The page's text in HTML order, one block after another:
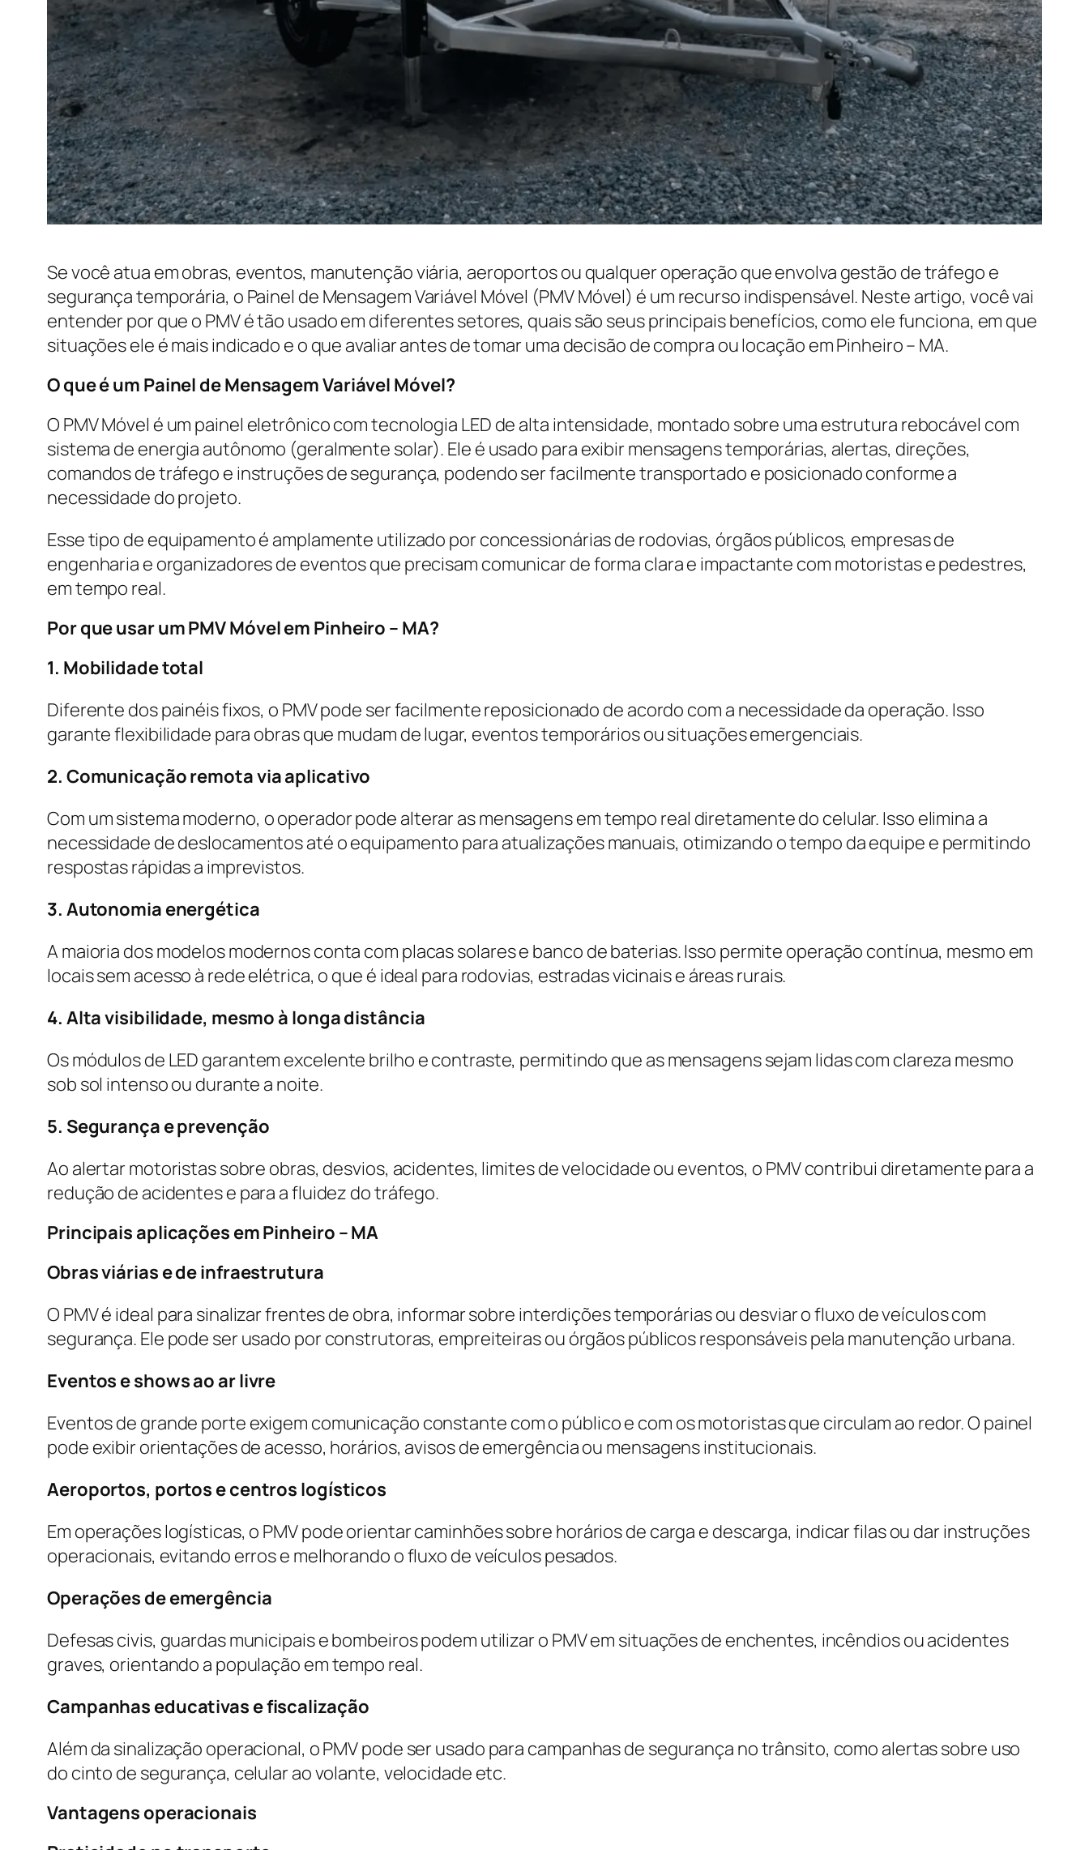
Se você atua em obras, eventos, manutenção viária, aeroportos ou qualquer operação que envolva gestão de tráfego e
segurança temporária, o Painel de Mensagem Variável Móvel (PMV Móvel) é um recurso indispensável. Neste artigo, você vai
entender por que o PMV é tão usado em diferentes setores, quais são seus principais benefícios, como ele funciona, em que
situações ele é mais indicado e o que avaliar antes de tomar uma decisão de compra ou locação em Pinheiro – MA.
O que é um Painel de Mensagem Variável Móvel?
O PMV Móvel é um painel eletrônico com tecnologia LED de alta intensidade, montado sobre uma estrutura rebocável com
sistema de energia autônomo (geralmente solar). Ele é usado para exibir mensagens temporárias, alertas, direções,
comandos de tráfego e instruções de segurança, podendo ser facilmente transportado e posicionado conforme a
necessidade do projeto.
Esse tipo de equipamento é amplamente utilizado por concessionárias de rodovias, órgãos públicos, empresas de
engenharia e organizadores de eventos que precisam comunicar de forma clara e impactante com motoristas e pedestres,
em tempo real.
Por que usar um PMV Móvel em Pinheiro – MA?
1. Mobilidade total
Diferente dos painéis fixos, o PMV pode ser facilmente reposicionado de acordo com a necessidade da operação. Isso
garante flexibilidade para obras que mudam de lugar, eventos temporários ou situações emergenciais.
2. Comunicação remota via aplicativo
Com um sistema moderno, o operador pode alterar as mensagens em tempo real diretamente do celular. Isso elimina a
necessidade de deslocamentos até o equipamento para atualizações manuais, otimizando o tempo da equipe e permitindo
respostas rápidas a imprevistos.
3. Autonomia energética
A maioria dos modelos modernos conta com placas solares e banco de baterias. Isso permite operação contínua, mesmo em
locais sem acesso à rede elétrica, o que é ideal para rodovias, estradas vicinais e áreas rurais.
4. Alta visibilidade, mesmo à longa distância
Os módulos de LED garantem excelente brilho e contraste, permitindo que as mensagens sejam lidas com clareza mesmo
sob sol intenso ou durante a noite.
5. Segurança e prevenção
Ao alertar motoristas sobre obras, desvios, acidentes, limites de velocidade ou eventos, o PMV contribui diretamente para a
redução de acidentes e para a fluidez do tráfego.
Principais aplicações em Pinheiro – MA
Obras viárias e de infraestrutura
O PMV é ideal para sinalizar frentes de obra, informar sobre interdições temporárias ou desviar o fluxo de veículos com
segurança. Ele pode ser usado por construtoras, empreiteiras ou órgãos públicos responsáveis pela manutenção urbana.
Eventos e shows ao ar livre
Eventos de grande porte exigem comunicação constante com o público e com os motoristas que circulam ao redor. O painel
pode exibir orientações de acesso, horários, avisos de emergência ou mensagens institucionais.
Aeroportos, portos e centros logísticos
Em operações logísticas, o PMV pode orientar caminhões sobre horários de carga e descarga, indicar filas ou dar instruções
operacionais, evitando erros e melhorando o fluxo de veículos pesados.
Operações de emergência
Defesas civis, guardas municipais e bombeiros podem utilizar o PMV em situações de enchentes, incêndios ou acidentes
graves, orientando a população em tempo real.
Campanhas educativas e fiscalização
Além da sinalização operacional, o PMV pode ser usado para campanhas de segurança no trânsito, como alertas sobre uso
do cinto de segurança, celular ao volante, velocidade etc.
Vantagens operacionais